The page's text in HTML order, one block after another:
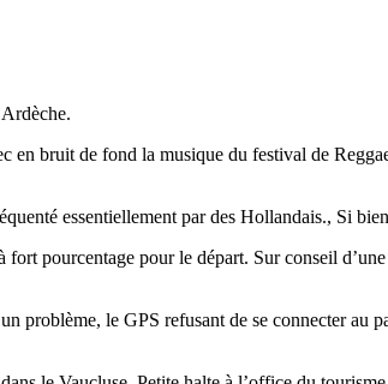
en bruit de fond la musique du festival de
essentiellement par des Hollandais., Si
pourcentage pour le départ. Sur conseil
problème, le GPS refusant de se connecter